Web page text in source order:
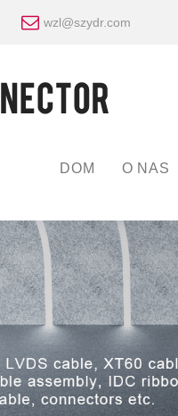
wzl@szydr.com
DOM O NAS